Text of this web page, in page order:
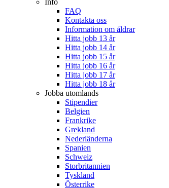
Info
FAQ
Kontakta oss
Information om åldrar
Hitta jobb 13 år
Hitta jobb 14 år
Hitta jobb 15 år
Hitta jobb 16 år
Hitta jobb 17 år
Hitta jobb 18 år
Jobba utomlands
Stipendier
Belgien
Frankrike
Grekland
Nederländerna
Spanien
Schweiz
Storbritannien
Tyskland
Österrike